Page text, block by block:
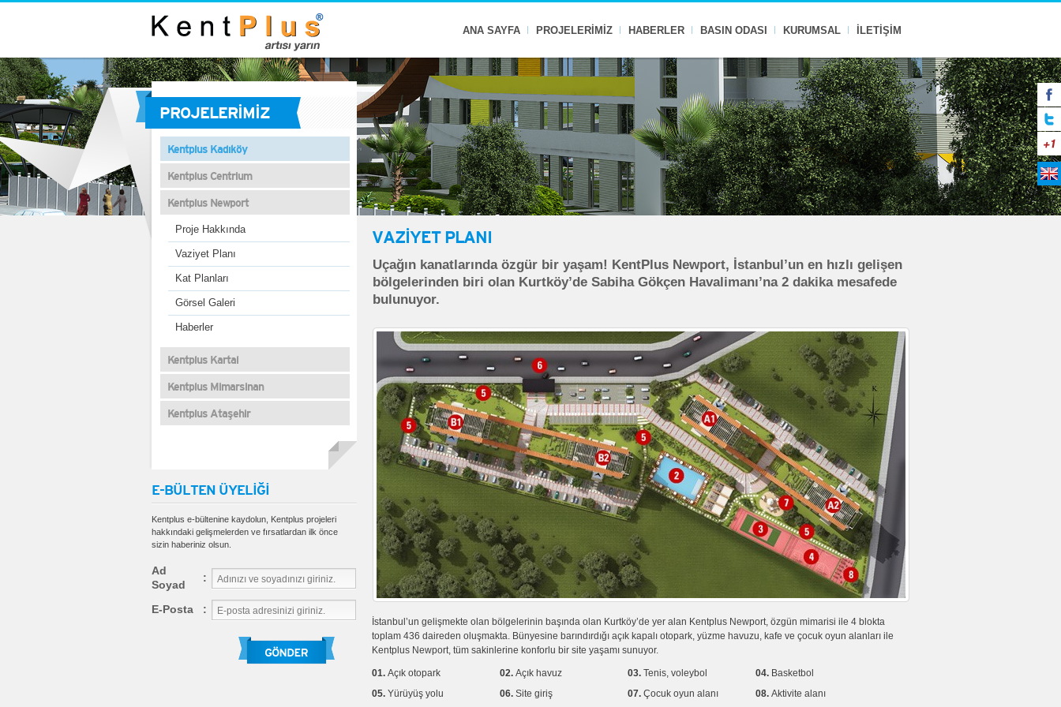
ANA SAYFA PROJELERİMİZ HABERLER BASIN ODASI KURUMSAL İLETİŞİM
PROJELERİMİZ
Kentplus Kadıköy
Kentplus Centrium
Kentplus Newport
Proje Hakkında
Vaziyet Planı
Kat Planları
Görsel Galeri
Haberler
Kentplus Kartal
Kentplus Mimarsinan
Kentplus Ataşehir
E-BÜLTEN ÜYELİĞİ
Kentplus e-bültenine kaydolun, Kentplus projeleri
hakkındaki gelişmelerden ve fırsatlardan ilk önce
sizin haberiniz olsun.
Ad
Soyad
:
E-Posta :
VAZİYET PLANI
Uçağın kanatlarında özgür bir yaşam! KentPlus Newport, İstanbul’un en hızlı gelişen
bölgelerinden biri olan Kurtköy’de Sabiha Gökçen Havalimanı’na 2 dakika mesafede
bulunuyor.
İstanbul’un gelişmekte olan bölgelerinin başında olan Kurtköy’de yer alan Kentplus Newport, özgün mimarisi ile 4 blokta
toplam 436 daireden oluşmakta. Bünyesine barındırdığı açık kapalı otopark, yüzme havuzu, kafe ve çocuk oyun alanları ile
Kentplus Newport, tüm sakinlerine konforlu bir site yaşamı sunuyor.
01. Açık otopark 02. Açık havuz 03. Tenis, voleybol 04. Basketbol
05. Yürüyüş yolu 06. Site giriş 07. Çocuk oyun alanı 08. Aktivite alanı